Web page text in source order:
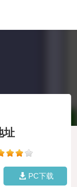
址
PC下载